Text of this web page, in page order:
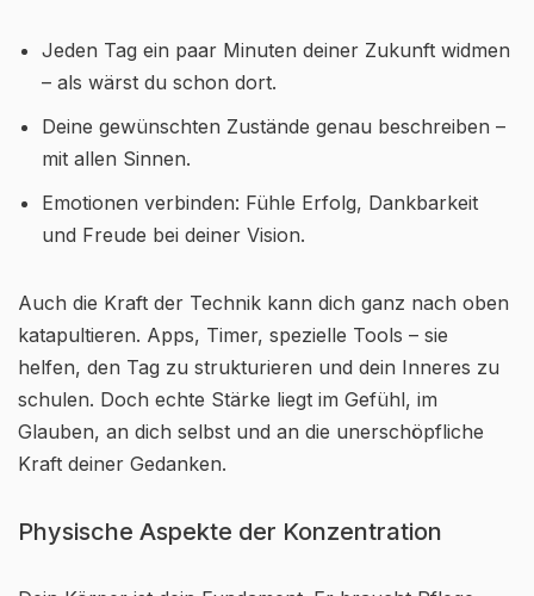
Jeden Tag ein paar Minuten deiner Zukunft widmen
– als wärst du schon dort.
Deine gewünschten Zustände genau beschreiben –
mit allen Sinnen.
Emotionen verbinden: Fühle Erfolg, Dankbarkeit
und Freude bei deiner Vision.
Auch die Kraft der Technik kann dich ganz nach oben
katapultieren. Apps, Timer, spezielle Tools – sie
helfen, den Tag zu strukturieren und dein Inneres zu
schulen. Doch echte Stärke liegt im Gefühl, im
Glauben, an dich selbst und an die unerschöpfliche
Kraft deiner Gedanken.
Physische Aspekte der Konzentration